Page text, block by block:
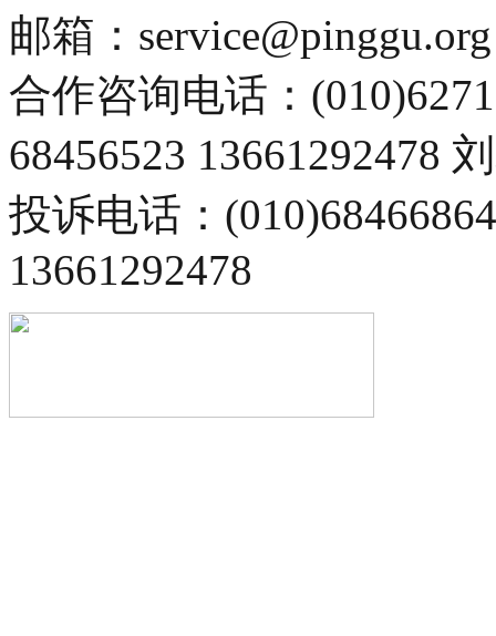
邮箱：service@pinggu.org
合作咨询电话：
68456523 13661292478
投诉电话：
13661292478